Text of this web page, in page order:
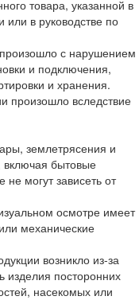
товара, указанной в
или в руководстве по
с нарушением
и подключения,
и хранения.
произошло вследствие
землетрясения и
включая бытовые
могут зависеть от
осмотре имеет
механические
возникло из-за
изделия посторонних
насекомых или